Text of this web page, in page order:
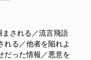
される／流言飛語
れる／他者を陥れよ
だった情報／悪意を